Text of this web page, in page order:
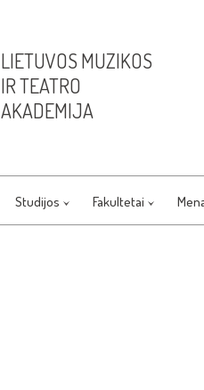
LIETUVOS MUZIKOS
IR TEATRO
AKADEMIJA
Studijos Fakultetai